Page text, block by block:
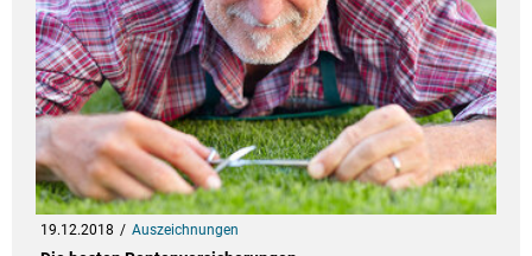
19.12.2018 Auszeichnungen